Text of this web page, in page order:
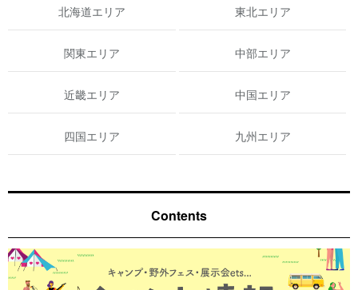
北海道エリア 東北エリア
関東エリア 中部エリア
近畿エリア 中国エリア
四国エリア 九州エリア
Contents